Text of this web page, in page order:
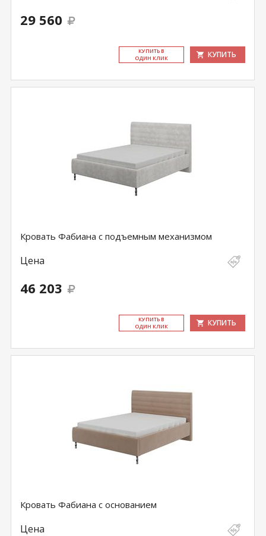
29 560
КУ­ПИТЬ В
ОДИН КЛИК
КУПИТЬ
Кровать Фабиана с подъемным механизмом
Цена
46 203
КУ­ПИТЬ В
ОДИН КЛИК
КУПИТЬ
Кровать Фабиана с основанием
Цена